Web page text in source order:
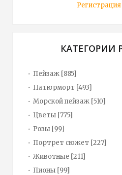
Регистрация
КАТЕГОРИИ
Пейзаж [885]
Натюрморт [493]
Морской пейзаж [510]
Цветы [775]
Розы [99]
Портрет сюжет [227]
Животные [211]
Пионы [99]